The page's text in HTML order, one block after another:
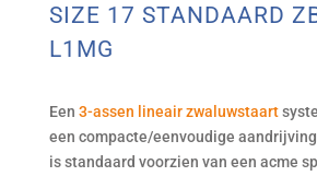
SIZE 17 STANDAARD
L1MG
Een 3-assen lineair zwaluwstaart
een compacte/eenvoudige
is standaard voorzien van een acme